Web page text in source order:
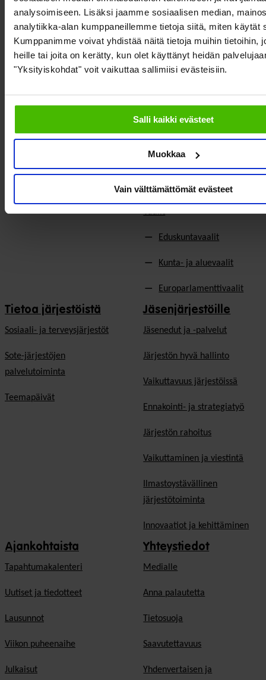
analysoimiseen. Lisäksi jaamme sosiaalisen median,
analytiikka-alan kumppaneillemme tietoja siitä, miten käytät
Kumppanimme voivat yhdistää näitä tietoja muihin tietoihin,
heille tai joita on kerätty, kun olet käyttänyt heidän
"Yksityiskohdat" voit vaikuttaa sallimiisi evästeisiin.
Salli kaikki evästeet
Muokkaa
Vain välttämättömät evästeet
Hae jäseneksi
Verkostot
Varaa kokoustila
In English
toimintaedellytykset
Hyvinvoinnin ja terveyden
edistäminen
Työllisyys
Ilmastonmuutos
EU & kansainvälinen työ
Vaalit
Eduskuntavaalit
Kunta- ja aluevaalit
Europarlamenttivaalit
Tietoa järjestöistä
Sosiaali- ja terveysjärjestöt
Sote-järjestöjen
palvelutoiminta
Teemapäivät
Jäsenjärjestöille
Jäsen­edut ja -palvelut
Järjestön hyvä hallinto
Vaikuttavuus järjestöissä
Ennakointi- ja strategiatyö
Järjestön rahoitus
Vaikuttaminen ja viestintä
Ilmastoystävällinen
järjestötoiminta
Innovaatiot ja kehittäminen
Ajankohtaista
Tapahtumakalenteri
Uutiset ja tiedotteet
Lausunnot
Viikon puheenaihe
Julkaisut
Yhteystiedot
Medialle
Anna palautetta
Tietosuoja
Saavutettavuus
Yhdenvertaisen ja